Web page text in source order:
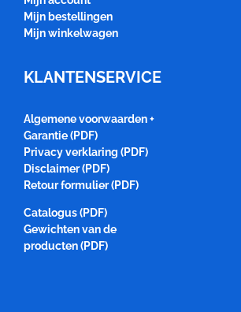
Mijn bestellingen
Mijn winkelwagen
KLANTENSERVICE
Algemene voorwaarden +
Garantie (PDF)
Privacy verklaring (PDF)
Disclaimer (PDF)
Retour formulier (PDF)
Catalogus (PDF)
Gewichten van de
producten (PDF)